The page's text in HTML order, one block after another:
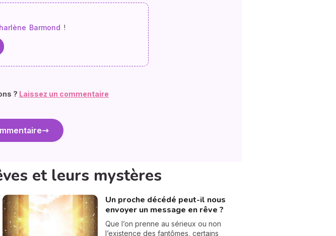
Barmond !
? Laissez un commentaire
et leurs mystères
Un proche décédé peut-il nous
envoyer un message en rêve ?
Que l’on prenne au sérieux ou non
l’existence des fantômes, certains